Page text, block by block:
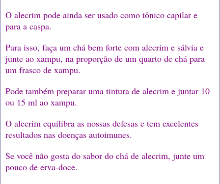
O alecrim pode ainda ser usado como tônico capilar e
para a caspa.
Para isso, faça um chá bem forte com alecrim e sálvia e
junte ao xampu, na proporção de um quarto de chá para
um frasco de xampu.
Pode também preparar uma tintura de alecrim e juntar 10
ou 15 ml ao xampu.
O alecrim equilibra as nossas defesas e tem excelentes
resultados nas doenças autoimunes.
Se você não gosta do sabor do chá de alecrim, junte um
pouco de erva-doce.